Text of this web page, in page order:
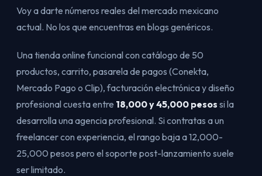
Voy a darte números reales del mercado mexicano
actual. No los que encuentras en blogs genéricos.
Una tienda online funcional con catálogo de 50
productos, carrito, pasarela de pagos (Conekta,
Mercado Pago o Clip), facturación electrónica y diseño
profesional cuesta entre 18,000 y 45,000 pesos si la
desarrolla una agencia profesional. Si contratas a un
freelancer con experiencia, el rango baja a 12,000-
25,000 pesos pero el soporte post-lanzamiento suele
ser limitado.